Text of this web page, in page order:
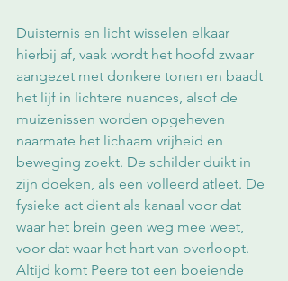
Duisternis en licht wisselen elkaar
hierbij af, vaak wordt het hoofd zwaar
aangezet met donkere tonen en baadt
het lijf in lichtere nuances, alsof de
muizenissen worden opgeheven
naarmate het lichaam vrijheid en
beweging zoekt. De schilder duikt in
zijn doeken, als een volleerd atleet. De
fysieke act dient als kanaal voor dat
waar het brein geen weg mee weet,
voor dat waar het hart van overloopt.
Altijd komt Peere tot een boeiende